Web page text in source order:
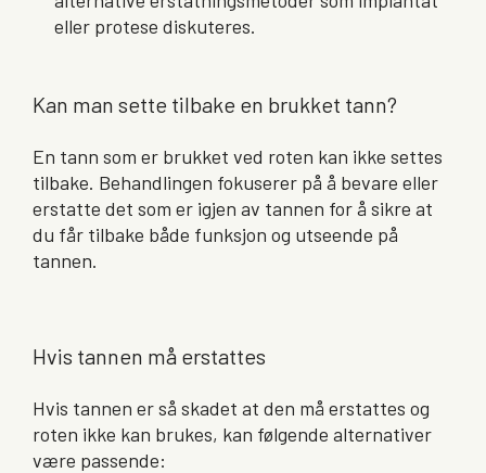
eller protese diskuteres.
Kan man sette tilbake en brukket tann?
En tann som er brukket ved roten kan ikke settes
tilbake. Behandlingen fokuserer på å bevare eller
erstatte det som er igjen av tannen for å sikre at
du får tilbake både funksjon og utseende på
tannen.
Hvis tannen må erstattes
Hvis tannen er så skadet at den må erstattes og
roten ikke kan brukes, kan følgende alternativer
være passende: